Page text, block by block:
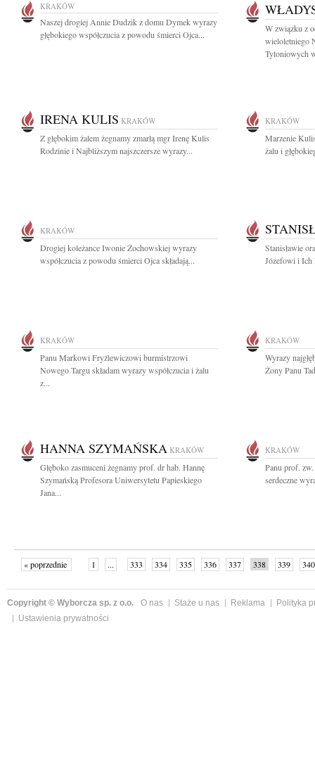
KRAKÓW
Naszej drogiej Annie Dudzik z domu Dymek wyrazy
głębokiego współczucia z powodu śmierci Ojca...
W związku z
wieloletniego
Tytoniowych
IRENA KULIS KRAKÓW
Z głębokim żalem żegnamy zmarłą mgr Irenę Kulis
Rodzinie i Najbliższym najszczersze wyrazy...
KRAKÓW
Marzenie
żalu i
KRAKÓW
Drogiej koleżance Iwonie Żochowskiej wyrazy
współczucia z powodu śmierci Ojca składają...
Stanisławie
Józefowi i Ich
KRAKÓW
Panu Markowi Fryźlewiczowi burmistrzowi
Nowego Targu składam wyrazy współczucia i żalu
z...
KRAKÓW
Wyrazy
Żony Panu
HANNA SZYMAŃSKA KRAKÓW
Głęboko zasmuceni żegnamy prof. dr hab. Hannę
Szymańską Profesora Uniwersytetu Papieskiego
Jana...
KRAKÓW
Panu prof.
serdeczne
« poprzednie 1 ... 333 334 335 336 337 338 339
340
Copyright © Wyborcza sp. z o.o. O nas Staże u nas Reklama
Polityka
Ustawienia prywatności